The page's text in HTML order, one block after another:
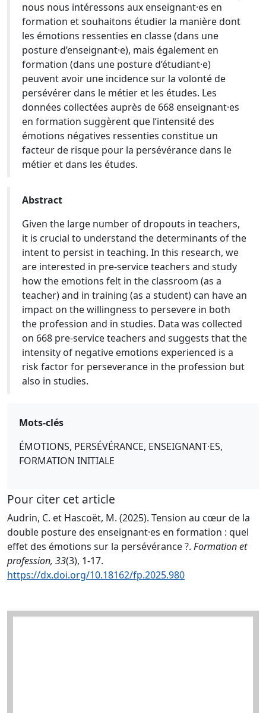
nous nous intéressons aux enseignant·es en
formation et souhaitons étudier la manière dont
les émotions ressenties en classe (dans une
posture d’enseignant·e), mais également en
formation (dans une posture d’étudiant·e)
peuvent avoir une incidence sur la volonté de
persévérer dans le métier et les études. Les
données collectées auprès de 668 enseignant·es
en formation suggèrent que l’intensité des
émotions négatives ressenties constitue un
facteur de risque pour la persévérance dans le
métier et dans les études.
Abstract
Given the large number of dropouts in teachers,
it is crucial to understand the determinants of the
intent to persist in teaching. In this research, we
are interested in pre-service teachers and study
how the emotions felt in the classroom (as a
teacher) and in training (as a student) can have an
impact on the willingness to persevere in both
the profession and in studies. Data was collected
on 668 pre-service teachers and suggests that the
intensity of negative emotions experienced is a
risk factor for perseverance in the profession but
also in studies.
Mots-clés
ÉMOTIONS, PERSÉVÉRANCE, ENSEIGNANT·ES,
FORMATION INITIALE
Pour citer cet article
Audrin, C. et Hascoët, M. (2025). Tension au cœur de la
double posture des enseignant·es en formation : quel
effet des émotions sur la persévérance ?. Formation et
profession, 33(3), 1-17.
https://dx.doi.org/10.18162/fp.2025.980